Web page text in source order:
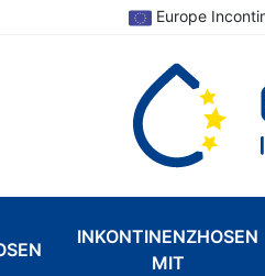
Europe
INKONTINENZHOSEN
MIT